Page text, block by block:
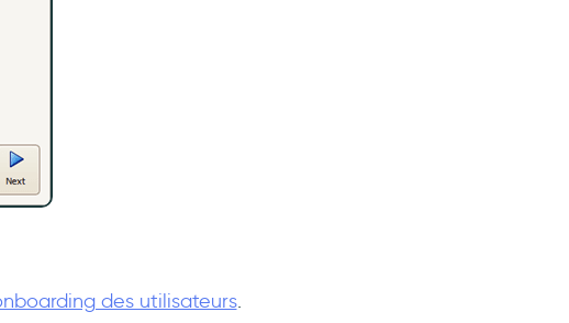
des utilisateurs.